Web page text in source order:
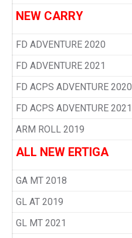
NEW CARRY
FD ADVENTURE 2020
FD ADVENTURE 2021
FD ACPS ADVENTURE 2020
FD ACPS ADVENTURE 2021
ARM ROLL 2019
ALL NEW ERTIGA
GA MT 2018
GL AT 2019
GL MT 2021